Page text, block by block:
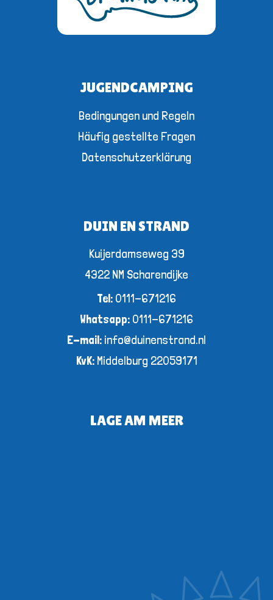
JUGENDCAMPING
Bedingungen und Regeln
Häufig gestellte Fragen
Datenschutzerklärung
DUIN EN STRAND
Kuijerdamseweg 39
4322 NM Scharendijke
Tel: 0111-671216
Whatsapp: 0111-671216
E-mail: info@duinenstrand.nl
KvK: Middelburg 22059171
LAGE AM MEER